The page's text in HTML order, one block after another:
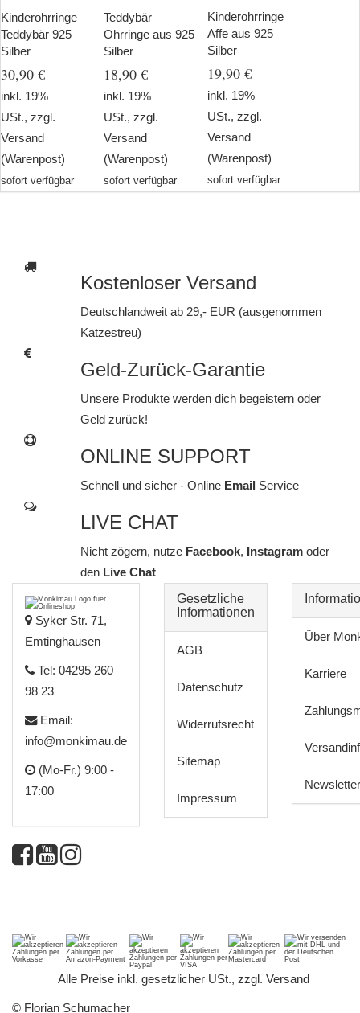
Kinderohrringe
Teddybär 925
Silber
30,90 €
inkl. 19%
USt., zzgl.
Versand
(Warenpost)
sofort verfügbar
Teddybär
Ohrringe aus 925
Silber
18,90 €
inkl. 19%
USt., zzgl.
Versand
(Warenpost)
sofort verfügbar
Kinderohrringe
Affe aus 925
Silber
19,90 €
inkl. 19%
USt., zzgl.
Versand
(Warenpost)
sofort verfügbar
Kostenloser Versand
Deutschlandweit ab 29,- EUR (ausgenommen
Katzestreu)
Geld-Zurück-Garantie
Unsere Produkte werden dich begeistern oder
Geld zurück!
ONLINE SUPPORT
Schnell und sicher - Online Email Service
LIVE CHAT
Nicht zögern, nutze Facebook, Instagram oder
denLive Chat
Syker Str. 71,
Emtinghausen
Tel: 04295 260
98 23
Email:
info@monkimau.de
(Mo-Fr.) 9:00 -
17:00
Gesetzliche
Informationen
AGB
Datenschutz
Widerrufsrecht
Sitemap
Impressum
Über
Karriere
Newsletter
Alle Preise inkl. gesetzlicher USt., zzgl. Versand
© Florian Schumacher